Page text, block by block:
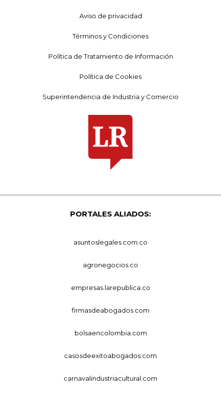
Aviso de privacidad
Términos y Condiciones
Política de Tratamiento de Información
Política de Cookies
Superintendencia de Industria y Comercio
PORTALES ALIADOS:
asuntoslegales.com.co
agronegocios.co
empresas.larepublica.co
firmasdeabogados.com
bolsaencolombia.com
casosdeexitoabogados.com
carnavalindustriacultural.com